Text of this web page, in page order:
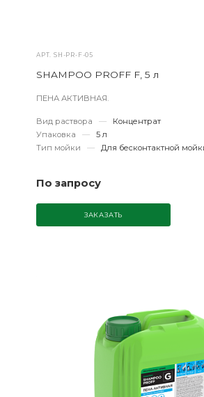
АРТ.SH-PR-F-05
SHAMPOO PROFF F, 5 л
ПЕНА АКТИВНАЯ.
Вид раствора —
Концентрат
Упаковка
—
5 л
Тип мойки
— Для бесконтактной
По запросу
ЗАКАЗАТЬ